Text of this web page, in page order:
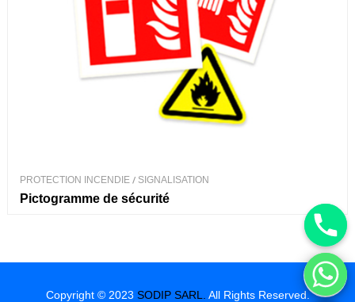
PROTECTION INCENDIE/ SIGNALISATION
Pictogramme de sécurité
Copyright © 2023 SODIP SARL. All Rights Reserved.
Hide chaty